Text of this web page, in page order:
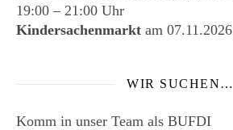
19:00 – 21:00 Uhr
Kindersachenmarkt am 07.11.2026
WIR SUCHEN…
Komm in unser Team als BUFDI